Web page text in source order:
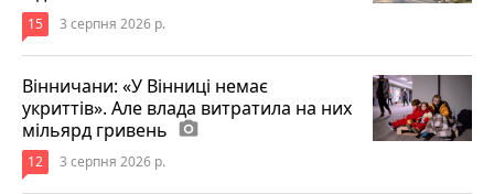
15 3 серпня 2026 р.
Вінничани: «У Вінниці немає
укриттів». Але влада витратила на них
мільярд гривень photo_camera
12 3 серпня 2026 р.